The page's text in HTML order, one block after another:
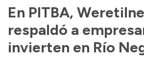
Delegaciones
Consultorios Propios
Presentación CV
En PITBA,
respaldó a
invierten en Río